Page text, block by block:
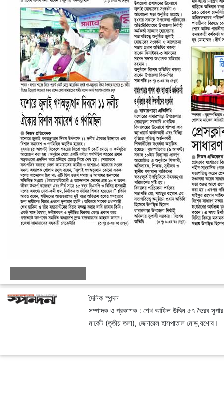
দৈনিক স্পন্দন
সম্পাদক ও প্রকাশক : শেখ আফিল উদ্দিন ৫৭ ভৈরব সুপার
মার্কেট (তৃতীয় তলা), জেনারেল হাসপাতাল মোড়,যশোর।